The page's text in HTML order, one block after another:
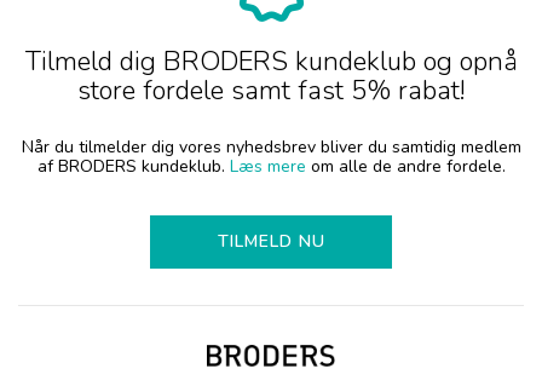
Tilmeld dig BRODERS kundeklub og opnå
store fordele samt fast 5% rabat!
Når du tilmelder dig vores nyhedsbrev bliver du samtidig medlem
af BRODERS kundeklub. Læs mere om alle de andre fordele.
TILMELD NU